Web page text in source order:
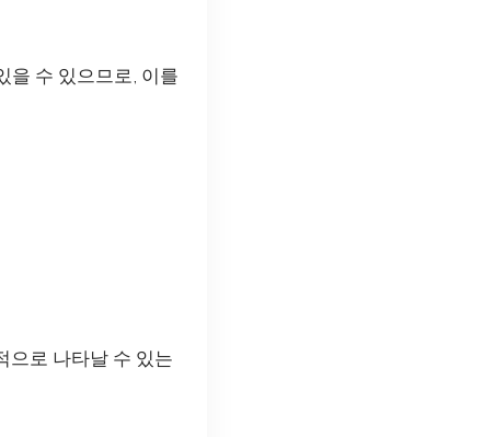
을 수 있으므로, 이를
으로 나타날 수 있는